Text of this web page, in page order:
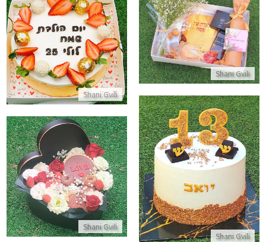
Shani Gvili
מארז לפסח
התקשר/י
Shani Gvili
עוגת גבינה אפויה
התקשר/י
Shani Gvili
עוגת בר מצווה
התקשר/י
Shani Gvili
מארז מתוקים ליום האהבה
התקשר/י